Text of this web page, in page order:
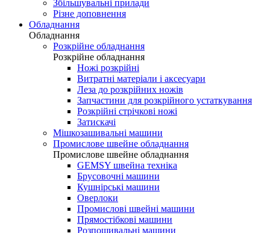
Збільшувальні прилади
Різне доповнення
Обладнання
Обладнання
Розкрійне обладнання
Розкрійне обладнання
Ножі розкрійні
Витратні матеріали і аксесуари
Леза до розкрійних ножів
Запчастини для розкрійного устаткування
Розкрійні стрічкові ножі
Затискачі
Мішкозашивальні машини
Промислове швейне обладнання
Промислове швейне обладнання
GEMSY швейна техніка
Брусовочні машини
Кушнірські машини
Оверлоки
Промислові швейні машини
Прямостібкові машини
Розпошивальні машини